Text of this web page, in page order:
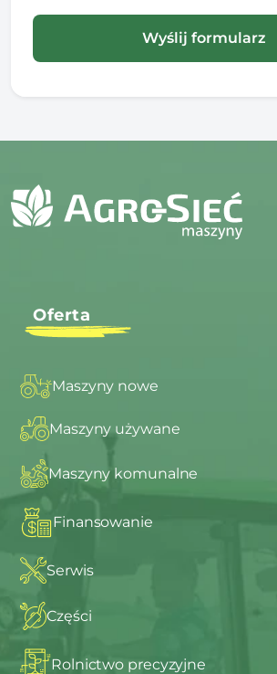
Oferta
Maszyny nowe
Maszyny używane
Maszyny komunalne
Finansowanie
Serwis
Części
Rolnictwo precyzyjne